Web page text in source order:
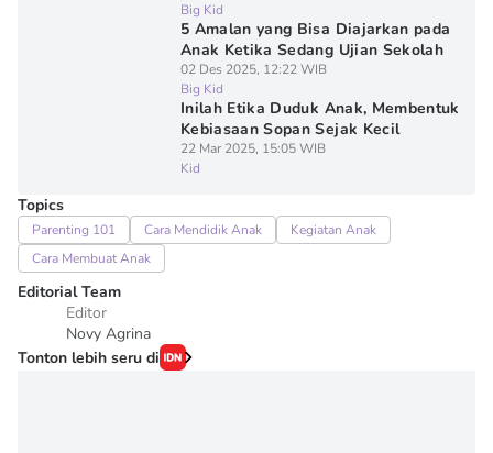
Big Kid
5 Amalan yang Bisa Diajarkan pada
Anak Ketika Sedang Ujian Sekolah
02 Des 2025, 12:22 WIB
Big Kid
Inilah Etika Duduk Anak, Membentuk
Kebiasaan Sopan Sejak Kecil
22 Mar 2025, 15:05 WIB
Kid
Topics
Parenting 101 Cara Mendidik Anak
Kegiatan Anak
Cara Membuat Anak
Editorial Team
Editor
Novy Agrina
Tonton lebih seru di